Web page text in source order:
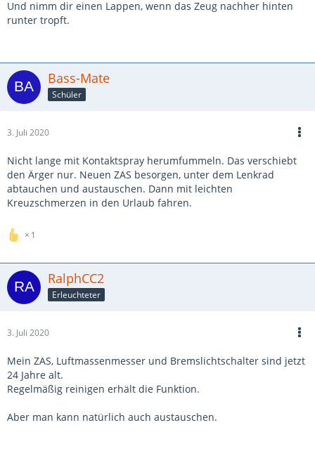
Und nimm dir einen Lappen, wenn das Zeug nachher hinten
runter tropft.
Bass-Mate
Schüler
3. Juli 2020
Nicht lange mit Kontaktspray herumfummeln. Das verschiebt
den Ärger nur. Neuen ZAS besorgen, unter dem Lenkrad
abtauchen und austauschen. Dann mit leichten
Kreuzschmerzen in den Urlaub fahren.
1
RalphCC2
Erleuchteter
3. Juli 2020
Mein ZAS, Luftmassenmesser und Bremslichtschalter sind jetzt
24 Jahre alt.
Regelmäßig reinigen erhält die Funktion.
Aber man kann natürlich auch austauschen.